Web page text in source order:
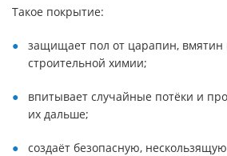
Такое покрытие:
защищает пол от царапин, вмятин
строительной химии;
впитывает случайные потёки и
их дальше;
создаёт безопасную,